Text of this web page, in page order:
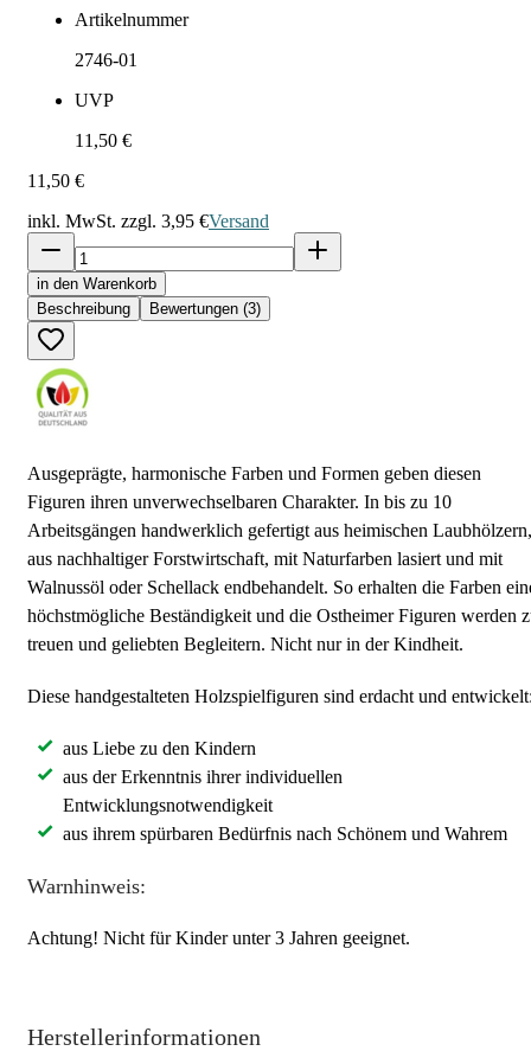
Artikelnummer
2746-01
UVP
11,50 €
11,50 €
inkl. MwSt. zzgl. 3,95 €Versand
in den Warenkorb
Beschreibung
Bewertungen (3)
Ausgeprägte, harmonische Farben und Formen geben diesen
Figuren ihren unverwechselbaren Charakter. In bis zu 10
Arbeitsgängen handwerklich gefertigt aus heimischen Laubhölzern,
aus nachhaltiger Forstwirtschaft, mit Naturfarben lasiert und mit
Walnussöl oder Schellack endbehandelt. So erhalten die Farben
höchstmögliche Beständigkeit und die Ostheimer Figuren werden
treuen und geliebten Begleitern. Nicht nur in der Kindheit.
Diese handgestalteten Holzspielfiguren sind erdacht und
aus Liebe zu den Kindern
aus der Erkenntnis ihrer individuellen
Entwicklungsnotwendigkeit
aus ihrem spürbaren Bedürfnis nach Schönem und Wahrem
Warnhinweis:
Achtung! Nicht für Kinder unter 3 Jahren geeignet.
Herstellerinformationen